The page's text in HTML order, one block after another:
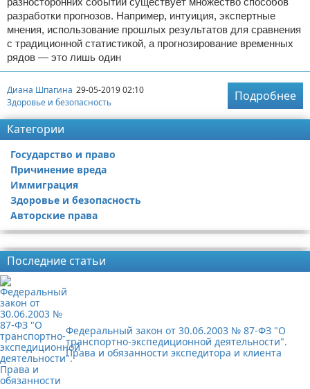
разработки прогнозов. Например, интуиция, экспертные
мнения, использование прошлых результатов для сравнения
с традиционной статистикой, а прогнозирование временных
рядов — это лишь один
Диана Шпагина 29-05-2019 02:10
Здоровье и безопасность
Подробнее
Категории
Государство и право
Причинение вреда
Иммиграция
Здоровье и безопасность
Авторские права
Последние статьи
Федеральный закон от 30.06.2003 № 87-ФЗ "О
транспортно-экспедиционной деятельности".
Права и обязанности экспедитора и клиента